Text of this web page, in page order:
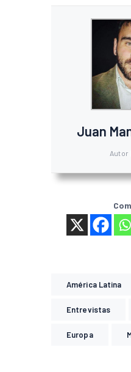
Juan
Autor
América Latina
Entrevistas
Europa